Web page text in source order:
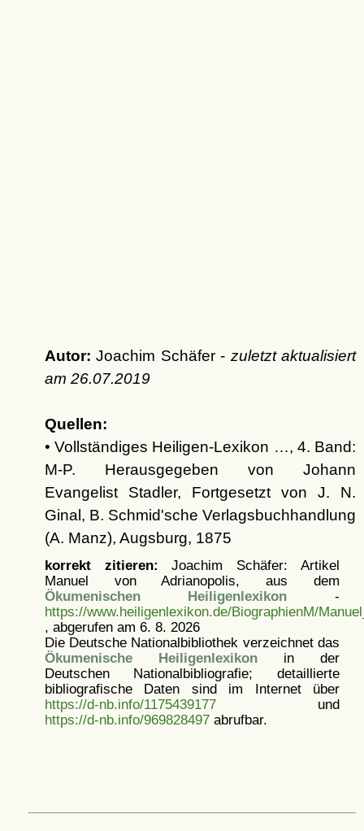
Autor: Joachim Schäfer - zuletzt aktualisiert
am 26.07.2019
Quellen:
• Vollständiges Heiligen-Lexikon …, 4. Band:
M-P. Herausgegeben von Johann
Evangelist Stadler, Fortgesetzt von J. N.
Ginal, B. Schmid'sche Verlagsbuchhandlung
(A. Manz), Augsburg, 1875
korrekt zitieren: Joachim Schäfer: Artikel
Manuel von Adrianopolis, aus dem
Ökumenischen Heiligenlexikon -
https://www.heiligenlexikon.de/BiographienM/
, abgerufen am 6. 8. 2026
Die Deutsche Nationalbibliothek verzeichnet das
Ökumenische Heiligenlexikonin der
Deutschen Nationalbibliografie; detaillierte
bibliografische Daten sind im Internet über
https://d-nb.info/1175439177und
https://d-nb.info/969828497abrufbar.